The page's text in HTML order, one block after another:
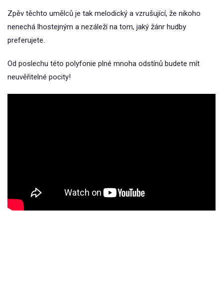
Zpěv těchto umělců je tak melodický a vzrušující, že nikoho
nenechá lhostejným a nezáleží na tom, jaký žánr hudby
preferujete.
Od poslechu této polyfonie plné mnoha odstínů budete mít
neuvěřitelné pocity!